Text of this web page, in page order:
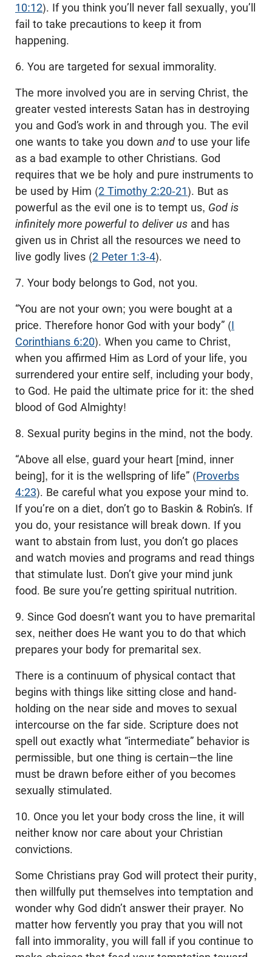
10:12). If you think you’ll never fall sexually, you’ll
fail to take precautions to keep it from
happening.
6. You are targeted for sexual immorality.
The more involved you are in serving Christ, the
greater vested interests Satan has in destroying
you and God’s work in and through you. The evil
one wants to take you down and to use your life
as a bad example to other Christians. God
requires that we be holy and pure instruments to
be used by Him (2 Timothy 2:20-21). But as
powerful as the evil one is to tempt us, God is
infinitely more powerful to deliver us and has
given us in Christ all the resources we need to
live godly lives (2 Peter 1:3-4).
7. Your body belongs to God, not you.
“You are not your own; you were bought at a
price. Therefore honor God with your body” (I
Corinthians 6:20). When you came to Christ,
when you affirmed Him as Lord of your life, you
surrendered your entire self, including your body,
to God. He paid the ultimate price for it: the shed
blood of God Almighty!
8. Sexual purity begins in the mind, not the body.
“Above all else, guard your heart [mind, inner
being], for it is the wellspring of life” (Proverbs
4:23). Be careful what you expose your mind to.
If you’re on a diet, don’t go to Baskin & Robin’s. If
you do, your resistance will break down. If you
want to abstain from lust, you don’t go places
and watch movies and programs and read things
that stimulate lust. Don’t give your mind junk
food. Be sure you’re getting spiritual nutrition.
9. Since God doesn’t want you to have premarital
sex, neither does He want you to do that which
prepares your body for premarital sex.
There is a continuum of physical contact that
begins with things like sitting close and hand-
holding on the near side and moves to sexual
intercourse on the far side. Scripture does not
spell out exactly what “intermediate” behavior is
permissible, but one thing is certain—the line
must be drawn before either of you becomes
sexually stimulated.
10. Once you let your body cross the line, it will
neither know nor care about your Christian
convictions.
Some Christians pray God will protect their purity,
then willfully put themselves into temptation and
wonder why God didn’t answer their prayer. No
matter how fervently you pray that you will not
fall into immorality, you will fall if you continue to